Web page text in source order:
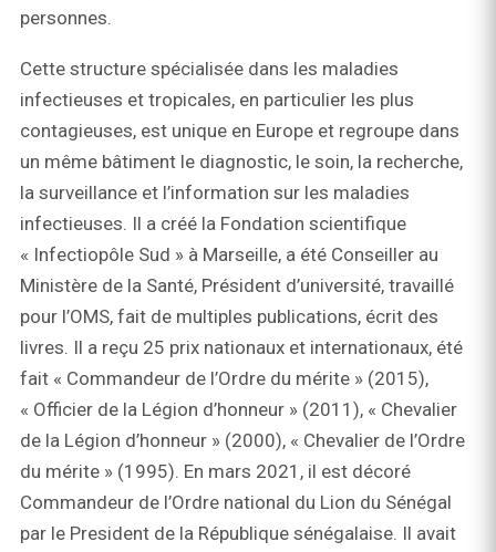
personnes.
Cette structure spécialisée dans les maladies
infectieuses et tropicales, en particulier les plus
contagieuses, est unique en Europe et regroupe dans
un même bâtiment le diagnostic, le soin, la recherche,
la surveillance et l’information sur les maladies
infectieuses. Il a créé la Fondation scientifique
« Infectiopôle Sud » à Marseille, a été Conseiller au
Ministère de la Santé, Président d’université, travaillé
pour l’OMS, fait de multiples publications, écrit des
livres. Il a reçu 25 prix nationaux et internationaux, été
fait « Commandeur de l’Ordre du mérite » (2015),
« Officier de la Légion d’honneur » (2011), « Chevalier
de la Légion d’honneur » (2000), « Chevalier de l’Ordre
du mérite » (1995). En mars 2021, il est décoré
Commandeur de l’Ordre national du Lion du Sénégal
par le President de la République sénégalaise. Il avait